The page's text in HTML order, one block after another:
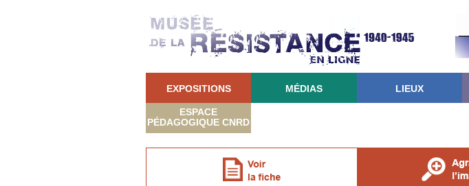
EXPOSITIONS MÉDIAS LIEUX
ESPACE
PÉDAGOGIQUE CNRD